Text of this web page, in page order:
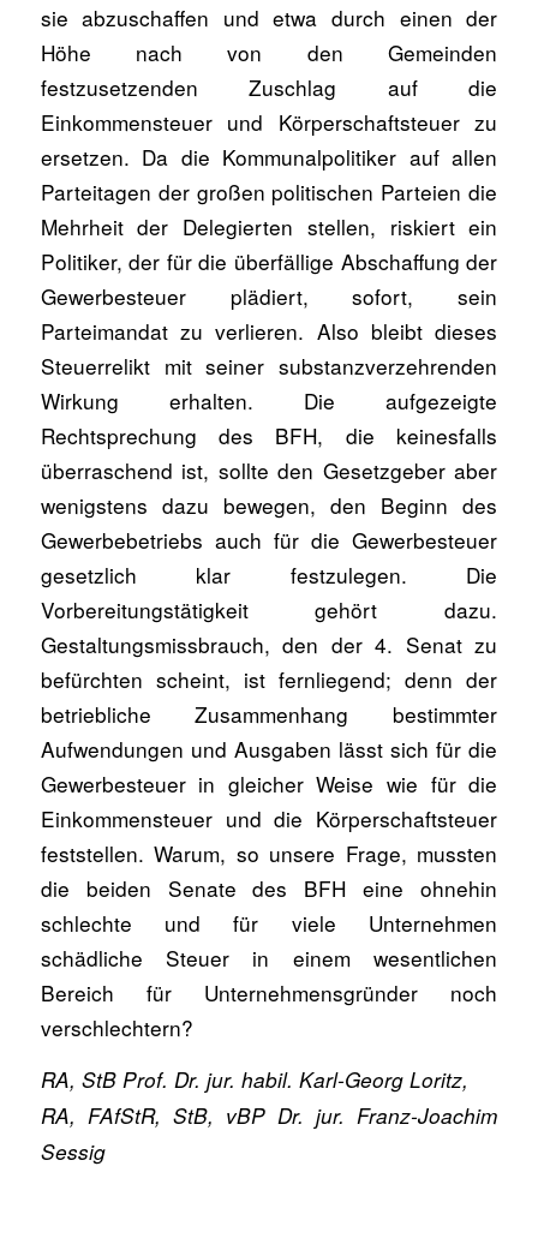
sie abzuschaffen und etwa durch einen der
Höhe nach von den Gemeinden
festzusetzenden Zuschlag auf die
Einkommensteuer und Körperschaftsteuer zu
ersetzen. Da die Kommunalpolitiker auf allen
Parteitagen der großen politischen Parteien die
Mehrheit der Delegierten stellen, riskiert ein
Politiker, der für die überfällige Abschaffung der
Gewerbesteuer plädiert, sofort, sein
Parteimandat zu verlieren. Also bleibt dieses
Steuerrelikt mit seiner substanzverzehrenden
Wirkung erhalten. Die aufgezeigte
Rechtsprechung des BFH, die keinesfalls
überraschend ist, sollte den Gesetzgeber aber
wenigstens dazu bewegen, den Beginn des
Gewerbebetriebs auch für die Gewerbesteuer
gesetzlich klar festzulegen. Die
Vorbereitungstätigkeit gehört dazu.
Gestaltungsmissbrauch, den der 4. Senat zu
befürchten scheint, ist fernliegend; denn der
betriebliche Zusammenhang bestimmter
Aufwendungen und Ausgaben lässt sich für die
Gewerbesteuer in gleicher Weise wie für die
Einkommensteuer und die Körperschaftsteuer
feststellen. Warum, so unsere Frage, mussten
die beiden Senate des BFH eine ohnehin
schlechte und für viele Unternehmen
schädliche Steuer in einem wesentlichen
Bereich für Unternehmensgründer noch
verschlechtern?
RA, StB Prof. Dr. jur. habil. Karl-Georg Loritz,
RA, FAfStR, StB, vBP Dr. jur. Franz-Joachim
Sessig